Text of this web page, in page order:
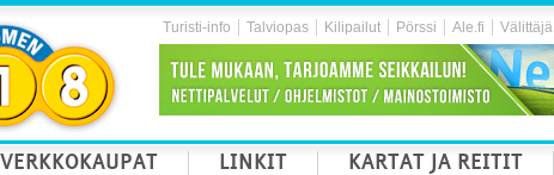
Turisti-info Talviopas Kilipailut Pörssi Ale.fi Välittäjä
VERKKOKAUPAT LINKIT KARTAT JA REITIT